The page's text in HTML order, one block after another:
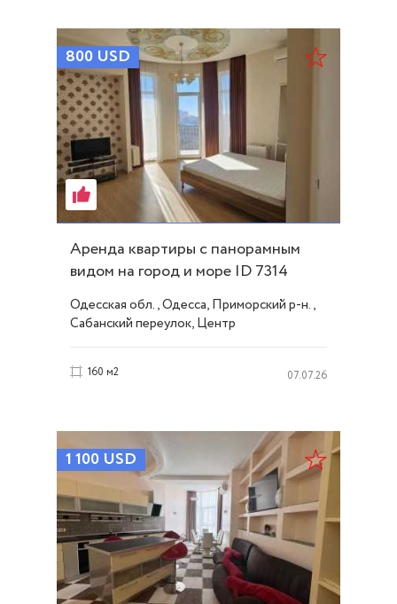
800 USD
Аренда квартиры с панорамным
видом на город и море ID 7314
Одесская обл., Одесса, Приморский р-н.,
Сабанский переулок, Центр
160 м2 07.07.26
1 100 USD